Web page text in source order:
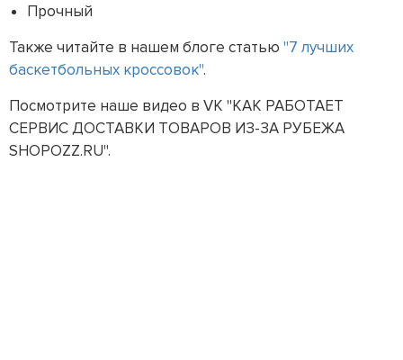
Прочный
Также читайте в нашем блоге статью "7 лучших
баскетбольных кроссовок".
Посмотрите наше видео в VK "КАК РАБОТАЕТ
СЕРВИС ДОСТАВКИ ТОВАРОВ ИЗ-ЗА РУБЕЖА
SHOPOZZ.RU".